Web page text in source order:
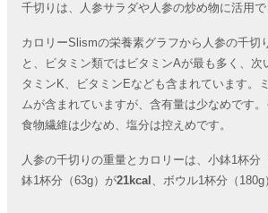
千切りは、人参サラダや人参の炒め物に活用で
カロリーSlismの栄養素グラフから人参の千切
と、ビタミン類ではビタミンAが最も多く、次
タミンK、ビタミンEなども含まれています。
ムが含まれていますが、含有量は少なめです
食物繊維は少なめ、塩分は控えめです。
人参の千切りの重量とカロリーは、小鉢1杯分
鉢1杯分（63g）が21kcal 、ボウル1杯分（180g